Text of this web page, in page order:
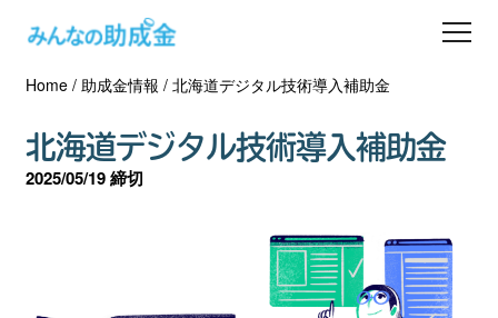
助成金を探す
士業の方へ
Home/ 助成金情報 / 北海道デジタル技術導入補助金
北海道デジタル技術導入補助金
2025/05/19 締切